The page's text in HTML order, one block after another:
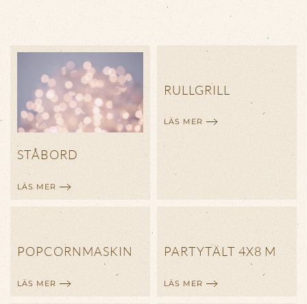
STÅBORD
LÄS MER
RULLGRILL
LÄS MER
POPCORNMASKIN
LÄS MER
PARTYTÄLT 4X8 M
LÄS MER